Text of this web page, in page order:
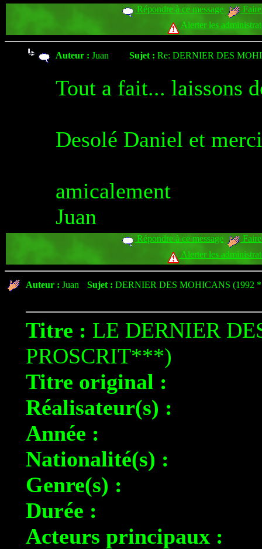
Répondre à ce message
Alerter les
Auteur : Juan Sujet : Re: DERNIER DES
Tout a fait... laissons
Desolé Daniel et
amicalement
Juan
Répondre à ce message
Alerter les
Auteur : Juan Sujet : DERNIER DES MOHICANS (1992
Titre : LE DERNIER
PROSCRIT***)
Titre original :
Réalisateur(s) :
Année :
Nationalité(s) :
Genre(s) :
Durée :
Acteurs principaux :